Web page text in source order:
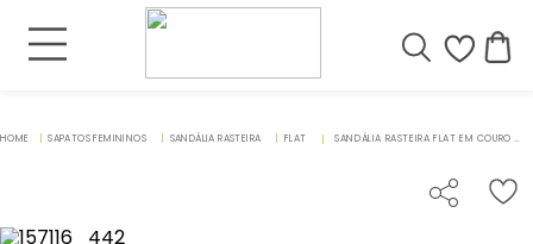
SAPATOS FEMININOS SANDÁLIA RASTEIRA FLAT SANDÁLIA RASTEIRA FLAT EM COURO METALIZADO - CODIGO - 157116